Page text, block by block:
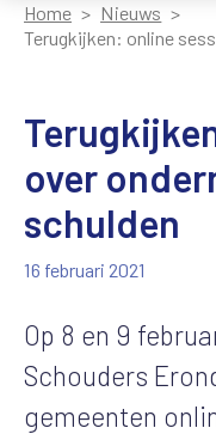
Home
Nieuws
Terugkijken: online
over
schulden
16 februari 2021
Op 8 en 9
Schouders
gemeenten